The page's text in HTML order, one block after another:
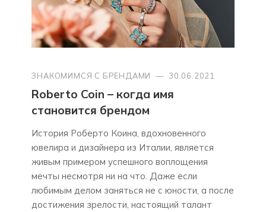
ЗНАКОМИМСЯ С БРЕНДАМИ — 30.06.2021
Roberto Coin – когда имя
становится брендом
История Роберто Коина, вдохновенного
ювелира и дизайнера из Италии, является
живым примером успешного воплощения
мечты несмотря ни на что. Даже если
любимым делом заняться не с юности, а после
достижения зрелости, настоящий талант